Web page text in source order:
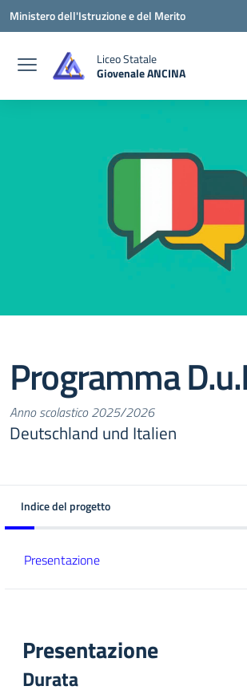
Vai ai contenuti
Vai al menu di navigazione
Vai al footer
Ministero dell'Istruzione e del Merito
Liceo Statale
Giovenale ANCINA
Programma
Anno scolastico 2025/2026
Deutschland und Italien
Indice del progetto
Presentazione
Presentazione
Durata